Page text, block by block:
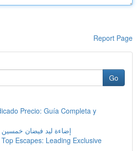
Report Page
Go
Precio: Guía Completa y
إضاءة ليد فيضان
Escapes: Leading Exclusive